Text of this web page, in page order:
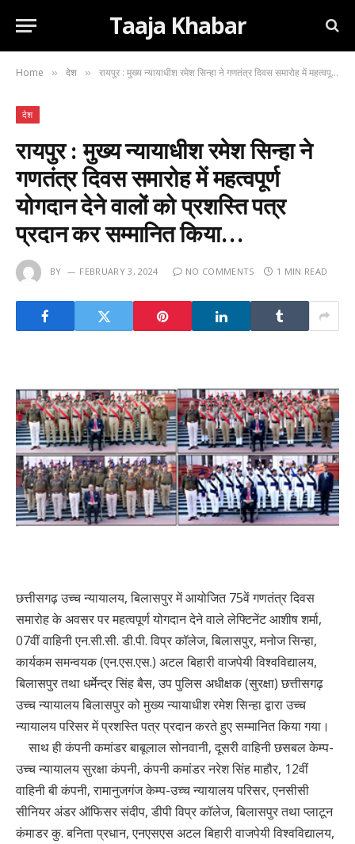
Taaja Khabar
Home » देश » रायपुर : मुख्य न्यायाधीश रमेश सिन्हा ने गणतंत्र दिवस समारोह में महत्वपूर्ण योगदान देने वालों को प्रशस्ति पत्र प्रदान कर सम्मानित किया…
देश
रायपुर : मुख्य न्यायाधीश रमेश सिन्हा ने
गणतंत्र दिवस समारोह में महत्वपूर्ण
योगदान देने वालों को प्रशस्ति पत्र
प्रदान कर सम्मानित किया…
BY FEBRUARY 3, 2024 NO COMMENTS 1 MIN READ
छत्तीसगढ़ उच्च न्यायालय, बिलासपुर में आयोजित 75वें गणतंत्र दिवस
समारोह के अवसर पर महत्वपूर्ण योगदान देने वाले लेफ्टिनेंट आशीष शर्मा,
07वीं वाहिनी एन.सी.सी. डी.पी. विप्र कॉलेज, बिलासपुर, मनोज सिन्हा,
कार्यकम समन्वयक (एन.एस.एस.) अटल बिहारी वाजपेयी विश्वविद्यालय,
बिलासपुर तथा धर्मेन्द्र सिंह बैस, उप पुलिस अधीक्षक (सुरक्षा) छत्तीसगढ़
उच्च न्यायालय बिलासपुर को मुख्य न्यायाधीश रमेश सिन्हा द्वारा उच्च
न्यायालय परिसर में प्रशस्ति पत्र प्रदान करते हुए सम्मानित किया गया।
साथ ही कंपनी कमांडर बाबूलाल सोनवानी, दूसरी वाहिनी छसबल केम्प-
उच्च न्यायालय सुरक्षा कंपनी, कंपनी कमांडर नरेश सिंह माहौर, 12वीं
वाहिनी बी कंपनी, रामानुजगंज केम्प-उच्च न्यायालय परिसर, एनसीसी
सीनियर अंडर ऑफिसर संदीप, डीपी विप्र कॉलेज, बिलासपुर तथा प्लाटून
कंमाडर कु. बनिता प्रधान, एनएसएस अटल बिहारी वाजपेयी विश्वविद्यालय,